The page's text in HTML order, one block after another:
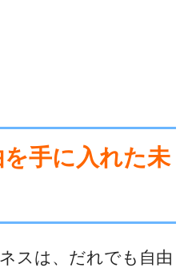
を手に入れた未
スは、だれでも自由